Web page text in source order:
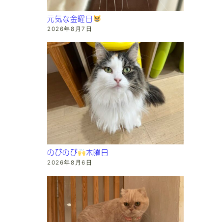
元気な金曜日
2026年8月7日
のびのび 木曜日
2026年8月6日